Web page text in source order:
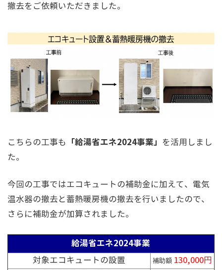
撤去をご依頼いただきました。
こちらの工事も 「給湯省エネ2024事業」
を活用しまし
た。
今回の工事ではエコキュートの補助金に加えて、電気
温水器の撤去と蓄熱暖房機の撤去を行いましたので、
さらに補助金が加算されました。
給湯省エネ2024事業
対象エコキュートの設置 補助額 130,000円